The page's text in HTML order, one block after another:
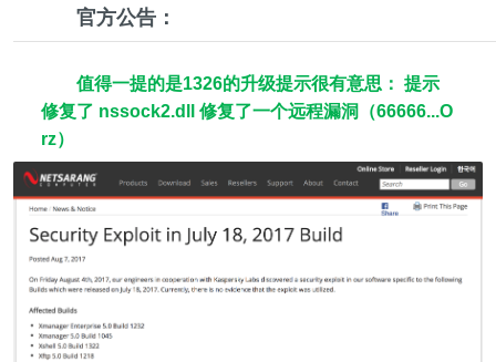
官方公告：
值得一提的是1326的升级提示很有意思： 提示
修复了 nssock2.dll 修复了一个远程漏洞（66666...O
rz）